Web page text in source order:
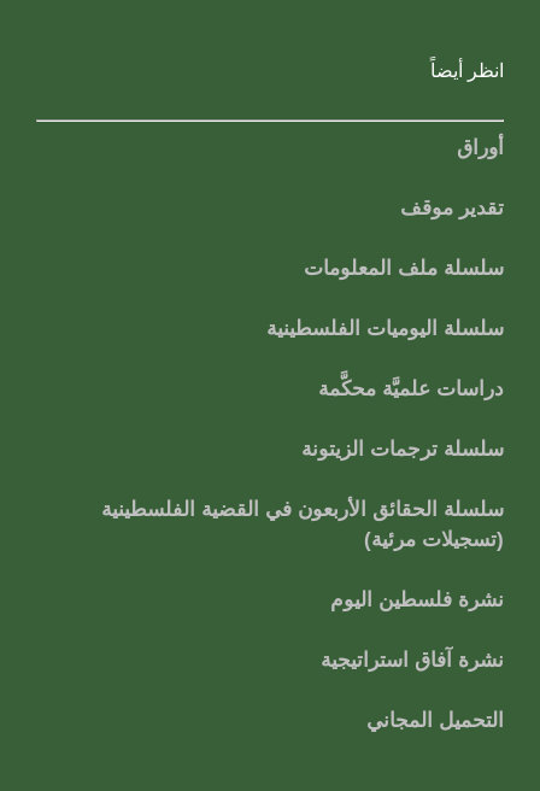
انظر أيضاً
أوراق
تقدير موقف
سلسلة ملف المعلومات
سلسلة اليوميات الفلسطينية
دراسات علميَّة محكَّمة
سلسلة ترجمات الزيتونة
سلسلة الحقائق الأربعون في القضية الفلسطينية
(تسجيلات مرئية)
نشرة فلسطين اليوم
نشرة آفاق استراتيجية
التحميل المجاني